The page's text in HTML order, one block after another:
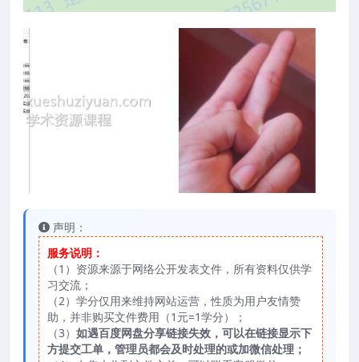
声明：
服务说明：
（1）资源来源于网络公开发表文件，所有资料仅供学
习交流；
（2）学分仅用来维持网站运营，性质为用户友情赞
助，并非购买文件费用（1元=1学分）；
（3） 如遇百度网盘分享链接失效，可以在链接显示下
方提交工单，管理员都会及时处理的或加微信处理；